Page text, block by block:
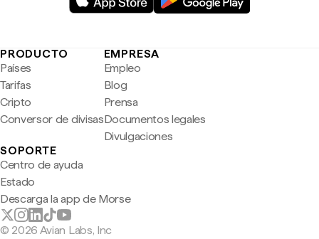
PRODUCTO
Países
Tarifas
Cripto
Conversor de divisas
EMPRESA
Empleo
Blog
Prensa
Documentos legales
Divulgaciones
SOPORTE
Centro de ayuda
Estado
Descarga la app de Morse
© 2026 Avian Labs, Inc